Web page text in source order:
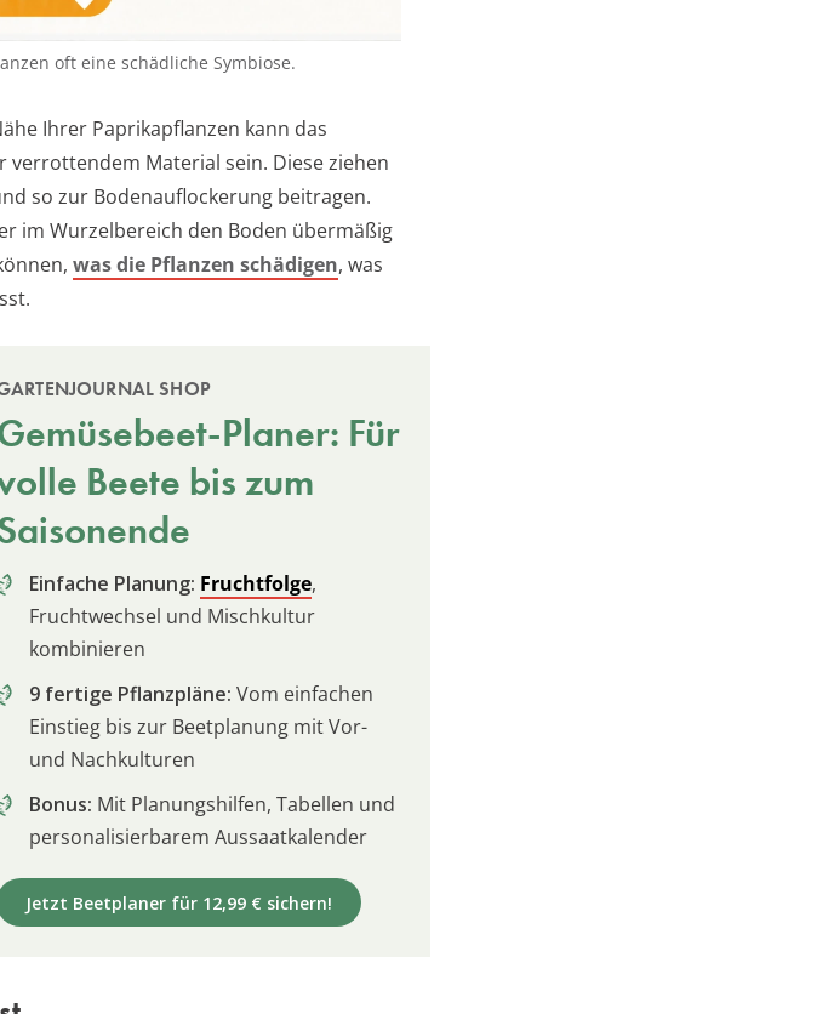
oft eine schädliche Symbiose.
Ihrer Paprikapflanzen kann das
Material sein. Diese ziehen
so zur Bodenauflockerung beitragen.
im Wurzelbereich den Boden übermäßig
was die Pflanzen schädigen, was
SHOP
Planer: Für
Beete bis zum
Einfache Planung: Fruchtfolge,
Fruchtwechsel und Mischkultur
kombinieren
9 fertige Pflanzpläne: Vom einfachen
Einstieg bis zur Beetplanung mit Vor-
und Nachkulturen
Bonus: Mit Planungshilfen, Tabellen und
personalisierbarem Aussaatkalender
Jetzt Beetplaner für 12,99 € sichern!